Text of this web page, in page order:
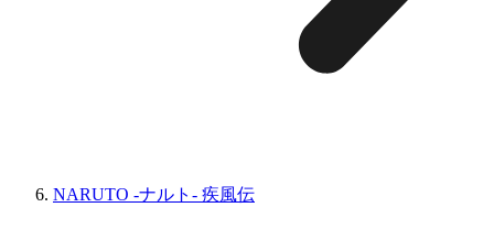
NARUTO -ナルト- 疾風伝